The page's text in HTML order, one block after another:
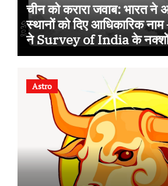
चीन को करारा जवाब: भारत
स्थानों को दिए आधिकारिक
ने Survey of India के नक्शों
Astro